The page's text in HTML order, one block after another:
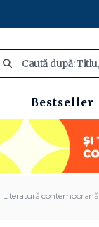
Bestseller
Literatură contemporană